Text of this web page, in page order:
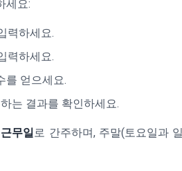
세요:
력하세요.
력하세요.
를 얻으세요.
는 결과를 확인하세요.
근무일로 간주하며, 주말(토요일과